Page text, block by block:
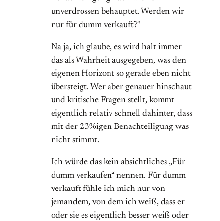
unverdrossen behauptet. Werden wir
nur für dumm verkauft?“
Na ja, ich glaube, es wird halt immer
das als Wahrheit ausgegeben, was den
eigenen Horizont so gerade eben nicht
übersteigt. Wer aber genauer hinschaut
und kritische Fragen stellt, kommt
eigentlich relativ schnell dahinter, dass
mit der 23%igen Benachteiligung was
nicht stimmt.
Ich würde das kein absichtliches „Für
dumm verkaufen“ nennen. Für dumm
verkauft fühle ich mich nur von
jemandem, von dem ich weiß, dass er
oder sie es eigentlich besser weiß oder